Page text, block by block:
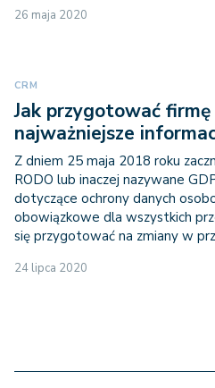
26 maja 2020
CRM
Jak przygotować
najważniejsze
Z dniem 25 maja 2018 roku
RODO lub inaczej nazywane
dotyczące ochrony danych
obowiązkowe dla wszystkich
się przygotować na zmiany w
24 lipca 2020